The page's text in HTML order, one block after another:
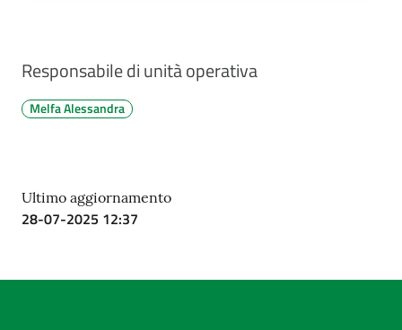
Responsabile di unità operativa
Melfa Alessandra
Ultimo aggiornamento
28-07-2025 12:37